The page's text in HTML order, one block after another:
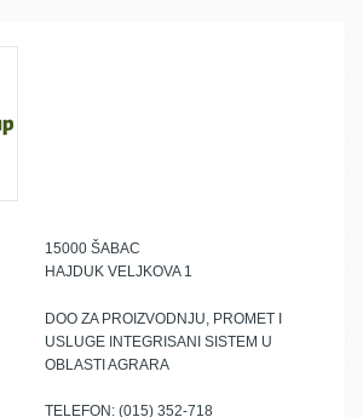
15000 ŠABAC
HAJDUK VELJKOVA 1
DOO ZA PROIZVODNJU, PROMET I
USLUGE INTEGRISANI SISTEM U
OBLASTI AGRARA
TELEFON: (015) 352-718